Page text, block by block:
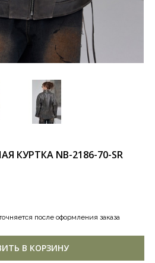
КУРТКА NB-2186-70-SR
после оформления заказа
В КОРЗИНУ